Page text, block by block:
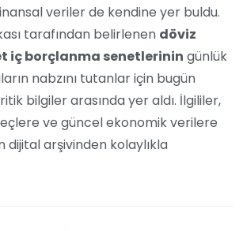
veriler de kendine yer buldu.
tarafından belirlenen döviz
iç borçlanma senetlerinin günlük
nabzını tutanlar için bugün
bilgiler arasında yer aldı. İlgililer,
ve güncel ekonomik verilere
dijital arşivinden kolaylıkla